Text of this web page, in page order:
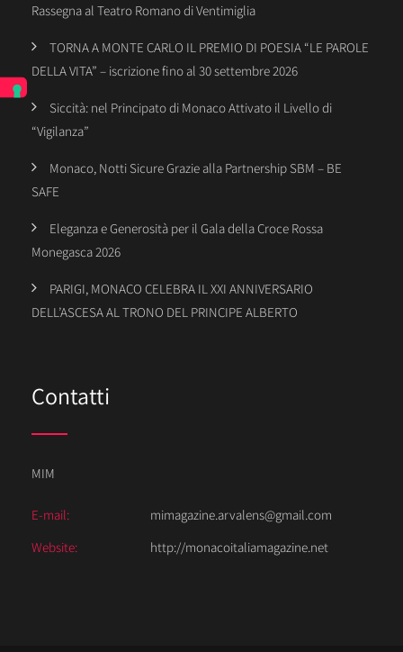
Rassegna al Teatro Romano di Ventimiglia
TORNA A MONTE CARLO IL PREMIO DI POESIA “LE PAROLE
DELLA VITA” – iscrizione fino al 30 settembre 2026
Siccità: nel Principato di Monaco Attivato il Livello di
“Vigilanza”
Monaco, Notti Sicure Grazie alla Partnership SBM – BE
SAFE
Eleganza e Generosità per il Gala della Croce Rossa
Monegasca 2026
PARIGI, MONACO CELEBRA IL XXI ANNIVERSARIO
DELL’ASCESA AL TRONO DEL PRINCIPE ALBERTO
Contatti
MIM
E-mail:
mimagazine.arvalens@gmail.com
Website:
http://monacoitaliamagazine.net